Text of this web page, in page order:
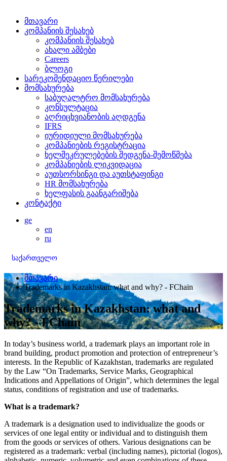
მთავარი
კომპანიის შესახებ
კომპანიის შესახებ
ახალი ამბები
Careers
ბლოგი
სარეკომენდაციო წერილები
მომსახურება
საბუღალტრო მომსახურება
კონსულტაცია
აღრიცხვიანობის აღდგენა
IFRS
იურიდიული მომსახურება
კომპანიების რეგისტრაცია
ხელშეკრულებების შედგენა-შემოწმება
კომპანიების ლიკვიდაცია
აუთსორსინგი და აუთსტაფინგი
HR მომსახურება
ხელფასის გაანგარიშება
კონტაქტი
ge
en
ru
საქართველო
მთავარი
Trademarks in Kazakhstan: what and why? - FChain
Trademarks in Kazakhstan: what and
why? - FChain
In today’s business world, a trademark plays an important role in
brand building, product promotion and protection of entrepreneur’s
interests. In the Republic of Kazakhstan, trademarks are regulated
by the Law “On Trademarks, Service Marks, Geographical
Indications and Appellations of Origin”, which determines the legal
status, conditions of registration and use of trademarks.
What is a trademark?
A trademark is a designation used to individualize the goods or
services of one legal entity or individual and to distinguish them
from the goods or services of others. Various designations can be
registered as a trademark: verbal (including names), pictorial (logos),